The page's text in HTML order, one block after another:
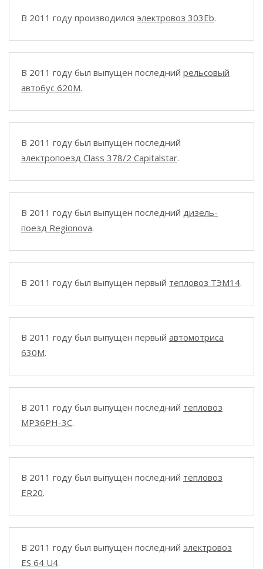
В 2011 году производился электровоз 303Eb.
В 2011 году был выпущен последний рельсовый
автобус 620M.
В 2011 году был выпущен последний
электропоезд Class 378/2 Capitalstar.
В 2011 году был выпущен последний дизель-
поезд Regionova.
В 2011 году был выпущен первый тепловоз ТЭМ14.
В 2011 году был выпущен первый автомотриса
630M.
В 2011 году был выпущен последний тепловоз
MP36PH-3C.
В 2011 году был выпущен последний тепловоз
ER20.
В 2011 году был выпущен последний электровоз
ES 64 U4.